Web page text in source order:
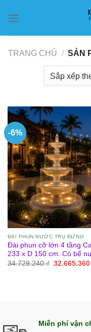
qua
TRANG CHỦ / SẢN
-6%
ĐÀI PHUN NƯỚC TRỤ ĐỨNG
Đài phun cỡ lớn 4 tầng
233 x D 150 cm. Có bể
34.729.240₫ Giá
32.665.360
Miễn phí vận